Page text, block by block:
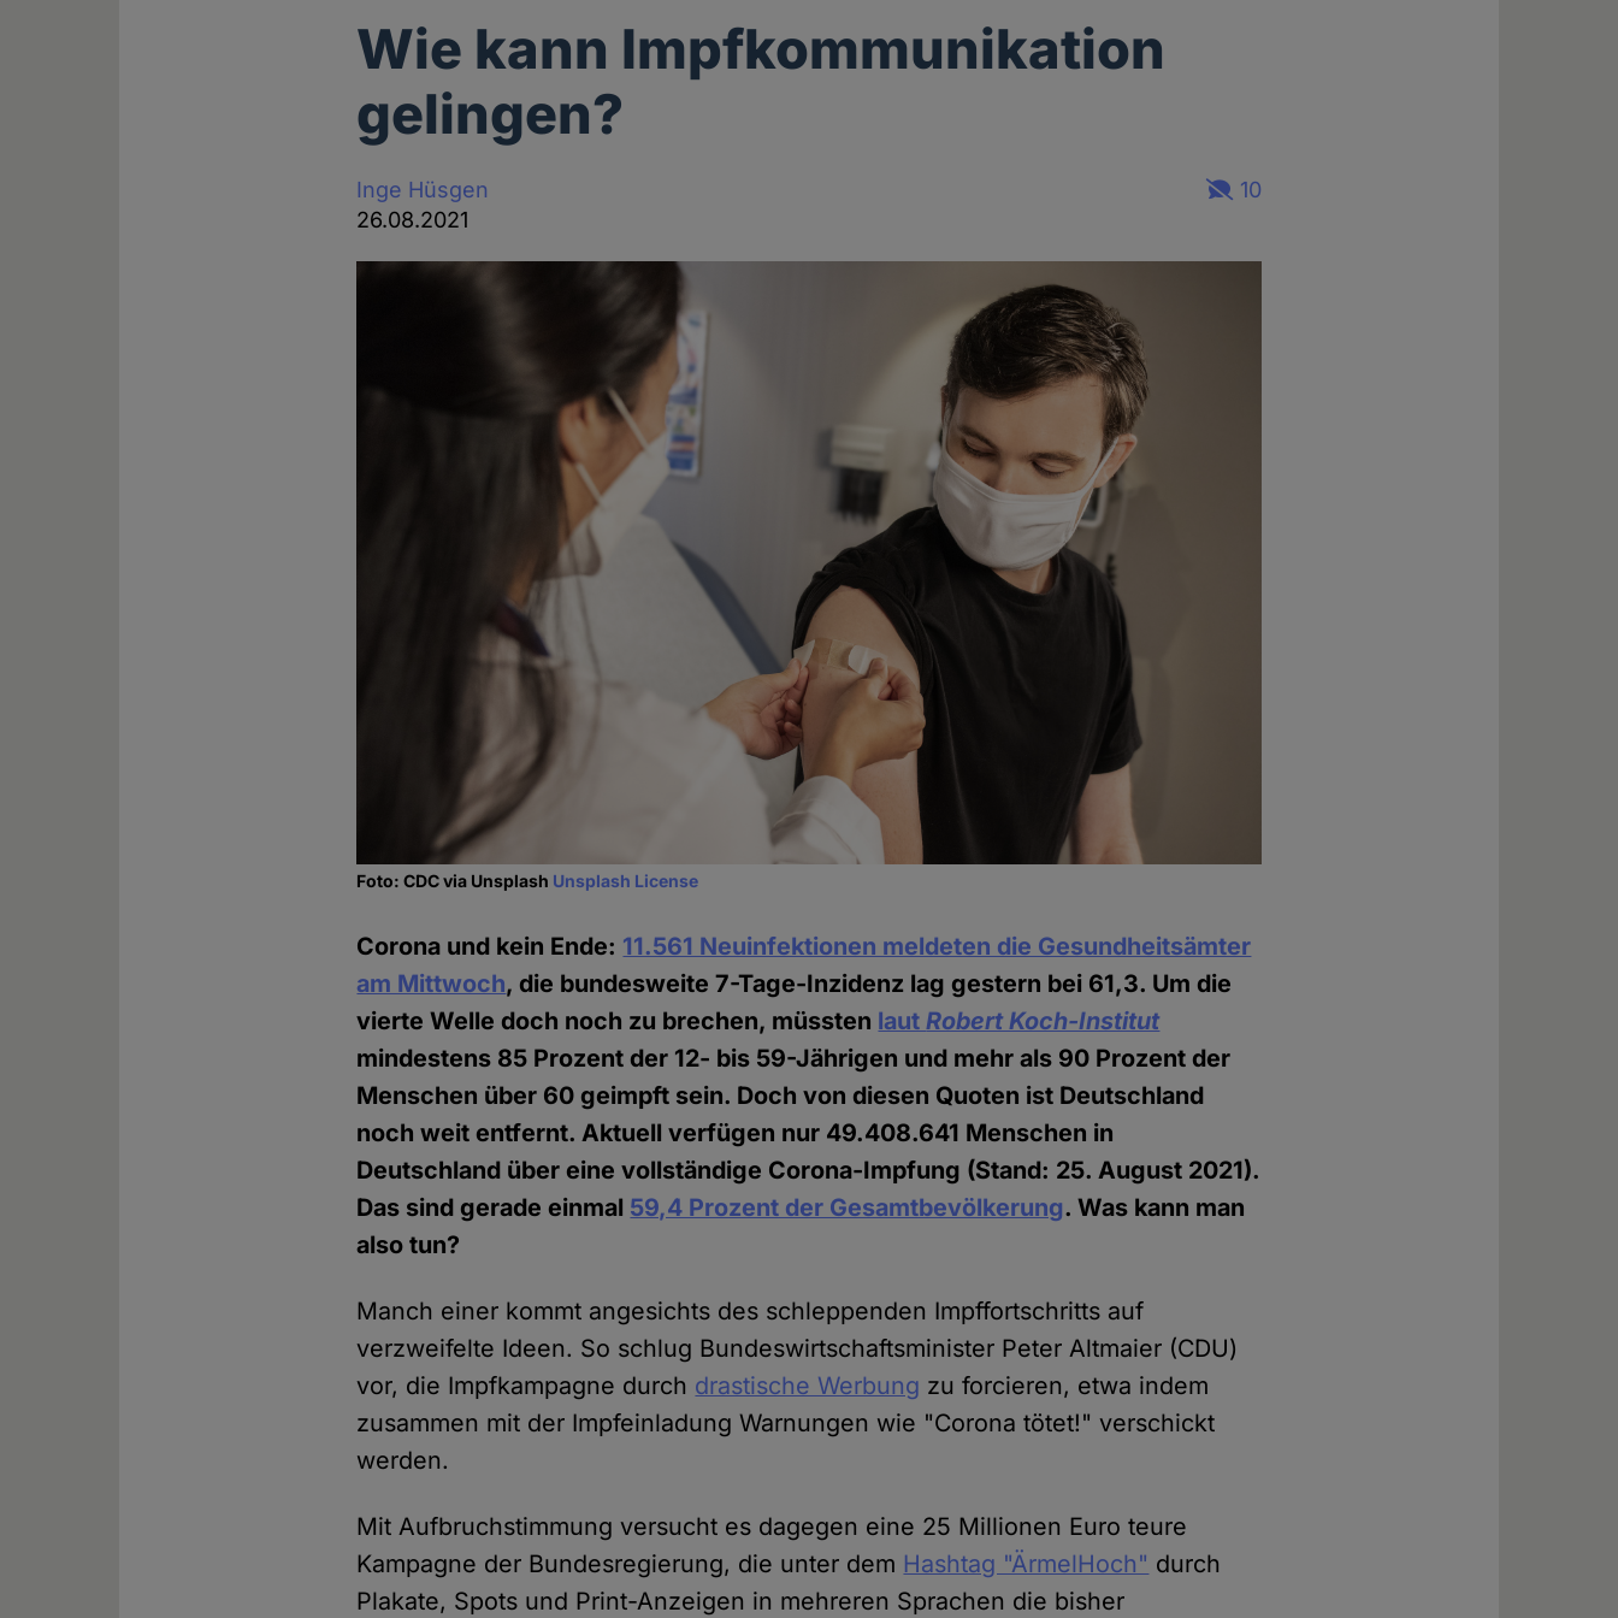
Wie kann Impfkommunikation
gelingen?
Inge Hüsgen
26.08.2021
10
Foto: CDC via Unsplash Unsplash License
Corona und kein Ende: 11.561 Neuinfektionen meldeten die Gesundheitsämter
am Mittwoch, die bundesweite 7-Tage-Inzidenz lag gestern bei 61,3. Um die
vierte Welle doch noch zu brechen, müssten lautRobert Koch-Institut
mindestens 85 Prozent der 12- bis 59-Jährigen und mehr als 90 Prozent der
Menschen über 60 geimpft sein. Doch von diesen Quoten ist Deutschland
noch weit entfernt. Aktuell verfügen nur 49.408.641 Menschen in
Deutschland über eine vollständige Corona-Impfung (Stand: 25. August 2021).
Das sind gerade einmal 59,4 Prozent der Gesamtbevölkerung. Was kann man
also tun?
Manch einer kommt angesichts des schleppenden Impffortschritts auf
verzweifelte Ideen. So schlug Bundeswirtschaftsminister Peter Altmaier (CDU)
vor, die Impfkampagne durch drastische Werbung zu forcieren, etwa indem
zusammen mit der Impfeinladung Warnungen wie "Corona tötet!" verschickt
werden.
Mit Aufbruchstimmung versucht es dagegen eine 25 Millionen Euro teure
Kampagne der Bundesregierung, die unter dem Hashtag "ÄrmelHoch" durch
Plakate, Spots und Print-Anzeigen in mehreren Sprachen die bisher